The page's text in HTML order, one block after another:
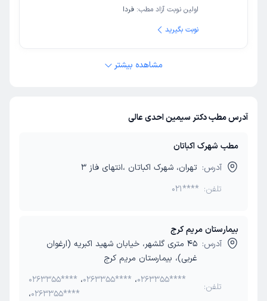
اولین نوبت آزاد مطب: فردا
نوبت بگیرید
مشاهده بیشتر
آدرس مطب دکتر سیمین احدی عالی
مطب شهرک اکباتان
آدرس: تهران، شهرک اکباتان ،انتهای فاز 3
تلفن: 021****
بیمارستان مریم کرج
آدرس:
45 متری گلشهر، خیابان شهید اکبریه (ارغوان
غربی)، بیمارستان مریم کرج
تلفن:
0263355**** ،0263355**** ،0263355****
،0263355****